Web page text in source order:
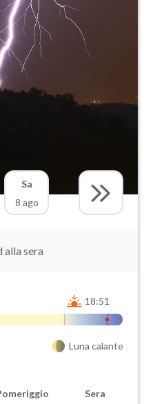
Sa
8 ago
alla sera
18:51
Luna calante
Sera